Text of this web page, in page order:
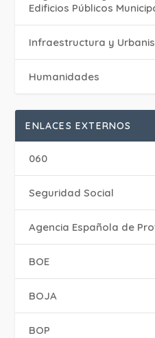
Edificios Públicos
Infraestructura y
Humanidades
ENLACES EXTERNOS
060
Seguridad Social
Agencia Española de
BOE
BOJA
BOP